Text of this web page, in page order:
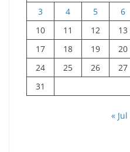
3
4 5 6
10
11 12 13
17
18 19 20
24
25 26 27
31
« Jul